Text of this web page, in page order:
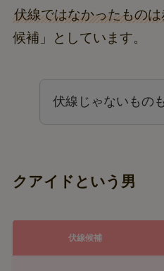
伏線ではなかったもの
候補」としています。
伏線じゃないもの
クアイドという男
伏線候補